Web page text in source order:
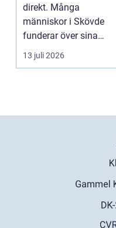
direkt. Många
människor i Skövde
funderar över sina
tänder, men skjuter
upp att gör...
13 juli 2026